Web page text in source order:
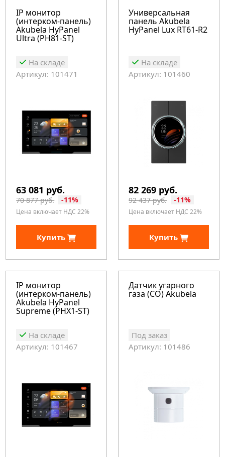
IP монитор
(интерком-панель)
Akubela HyPanel
Ultra (PH81-ST)
На складе
Артикул: 101471
63 081 руб.
70 877 руб. -11%
Цена включает НДС 22%
Купить
Универсальная
панель Akubela
HyPanel Lux RT61-R2
На складе
Артикул: 101460
82 269 руб.
92 437 руб. -11%
Цена включает НДС 22%
Купить
IP монитор
(интерком-панель)
Akubela HyPanel
Supreme (PHX1-ST)
На складе
Артикул: 101467
Датчик угарного
газа (CO) Akubela
Под заказ
Артикул: 101486